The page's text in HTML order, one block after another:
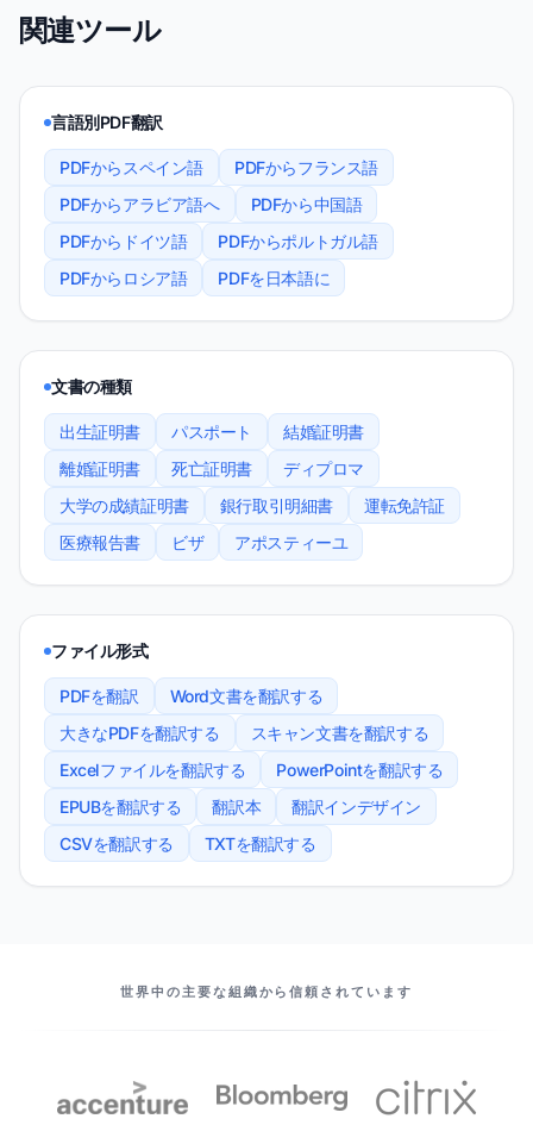
関連ツール
言語別PDF翻訳
PDFからスペイン語
PDFからフランス語
PDFからアラビア語へ
PDFから中国語
PDFからドイツ語
PDFからポルトガル語
PDFからロシア語
PDFを日本語に
文書の種類
出生証明書 パスポート
結婚証明書
離婚証明書
死亡証明書
ディプロマ
大学の成績証明書
銀行取引明細書
運転免許証
医療報告書
ビザ アポスティーユ
ファイル形式
PDFを翻訳
Word文書を翻訳する
大きなPDFを翻訳する
スキャン文書を翻訳する
Excelファイルを翻訳する
PowerPointを翻訳する
EPUBを翻訳する
翻訳本
翻訳インデザイン
CSVを翻訳する
TXTを翻訳する
当社のパートナー世界中の主要な組織から信頼されています